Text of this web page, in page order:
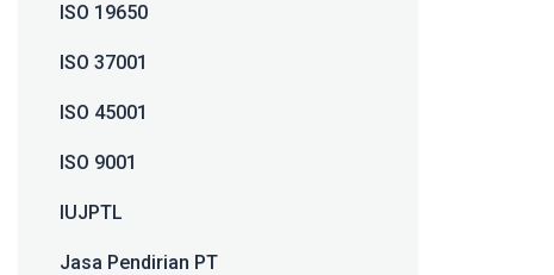
ISO 19650
ISO 37001
ISO 45001
ISO 9001
IUJPTL
Jasa Pendirian PT